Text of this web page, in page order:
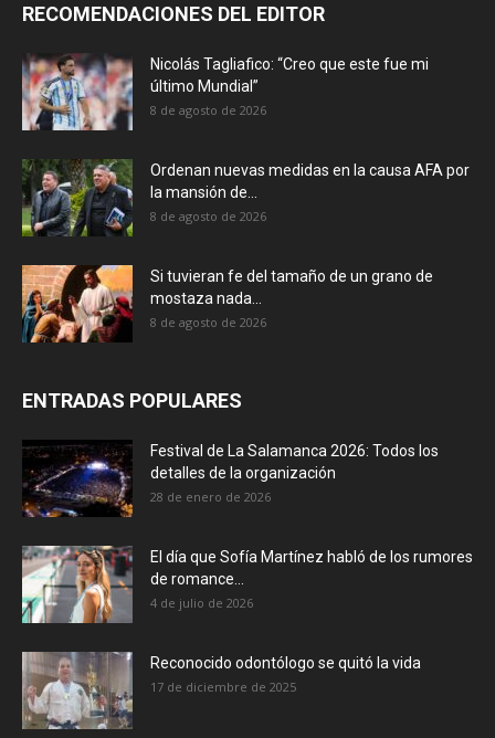
RECOMENDACIONES DEL EDITOR
Nicolás Tagliafico: “Creo que este fue mi
último Mundial”
8 de agosto de 2026
Ordenan nuevas medidas en la causa AFA por
la mansión de...
8 de agosto de 2026
Si tuvieran fe del tamaño de un grano de
mostaza nada...
8 de agosto de 2026
ENTRADAS POPULARES
Festival de La Salamanca 2026: Todos los
detalles de la organización
28 de enero de 2026
El día que Sofía Martínez habló de los rumores
de romance...
4 de julio de 2026
Reconocido odontólogo se quitó la vida
17 de diciembre de 2025